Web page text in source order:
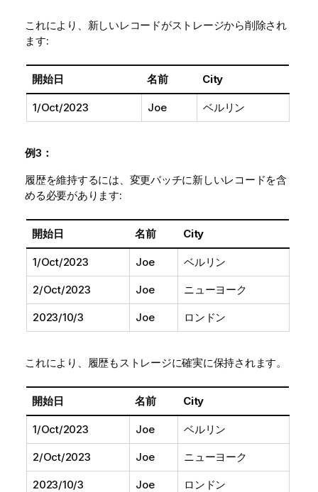
これにより、新しいレコードがストレージから削除され
ます:
開始日 名前 City
1/Oct/2023 Joe ベルリン
例3：
履歴を維持するには、変更バッチに新しいレコードを含
める必要があります:
開始日 名前 City
1/Oct/2023 Joe ベルリン
2/Oct/2023 Joe ニューヨーク
2023/10/3 Joe ロンドン
これにより、履歴もストレージに確実に保持されます。
開始日 名前 City
1/Oct/2023 Joe ベルリン
2/Oct/2023 Joe ニューヨーク
2023/10/3 Joe ロンドン